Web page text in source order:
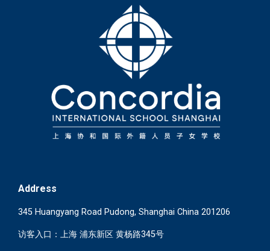
Address
345 Huangyang Road Pudong, Shanghai China 201206
访客入口：上海 浦东新区 黄杨路345号